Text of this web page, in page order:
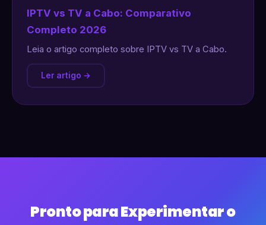
IPTV vs TV a Cabo: Comparativo
Completo 2026
Leia o artigo completo sobre IPTV vs TV a Cabo.
Ler artigo →
Pronto para Experimentar o